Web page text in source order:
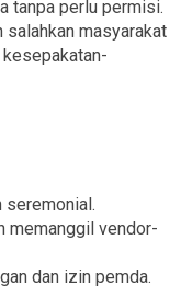
tanpa perlu permisi.
masyarakat
seremonial.
memanggil vendor-
dan izin pemda.